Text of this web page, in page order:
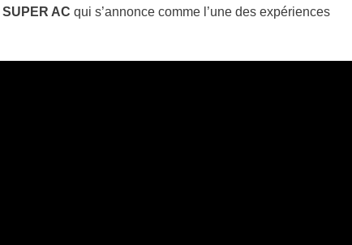
SUPER AC qui s’annonce comme l’une des expériences